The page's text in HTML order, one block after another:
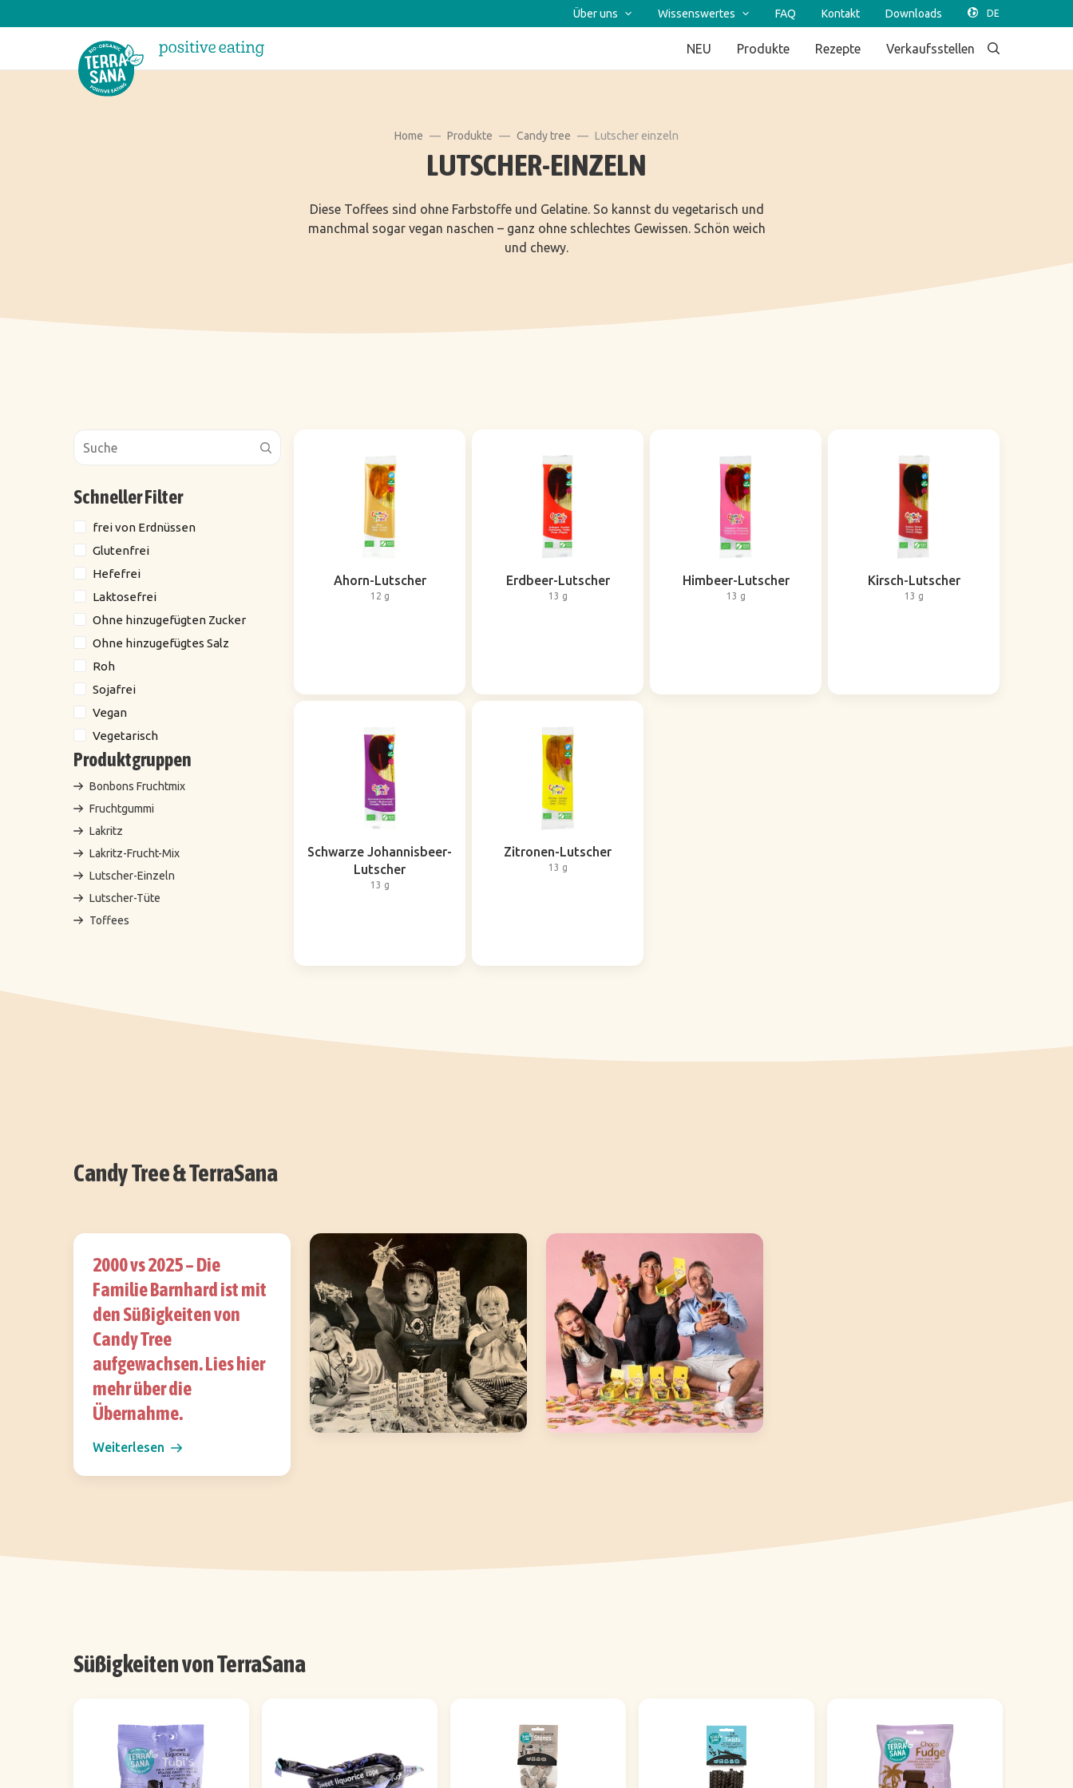
Über uns Wissenswertes FAQ Kontakt Downloads
NEU Produkte Rezepte Verkaufsstellen
Home Produkte Candy tree Lutscher einzeln
LUTSCHER-EINZELN
Diese Toffees sind ohne Farbstoffe und Gelatine. So kannst du vegetarisch und
manchmal sogar vegan naschen – ganz ohne schlechtes Gewissen. Schön weich
und chewy.
Schneller Filter
frei von Erdnüssen
Glutenfrei
Hefefrei
Laktosefrei
Ohne hinzugefügten Zucker
Ohne hinzugefügtes Salz
Roh
Sojafrei
Vegan
Vegetarisch
Produktgruppen
Bonbons Fruchtmix
Fruchtgummi
Lakritz
Lakritz-Frucht-Mix
Lutscher-Einzeln
Lutscher-Tüte
Toffees
Ahorn-Lutscher
12 g
Erdbeer-Lutscher
13 g
Himbeer-Lutscher
13 g
Kirsch-Lutscher
13 g
Schwarze Johannisbeer-
Lutscher
13 g
Zitronen-Lutscher
13 g
Candy Tree & TerraSana
2000 vs 2025 – Die
Familie Barnhard ist mit
den Süßigkeiten von
Candy Tree
aufgewachsen. Lies hier
mehr über die
Übernahme.
Weiterlesen
Süßigkeiten von TerraSana